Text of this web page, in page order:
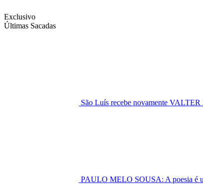
Exclusivo
Últimas Sacadas
São Luís recebe novamente
PAULO MELO SOUSA: A poesia é